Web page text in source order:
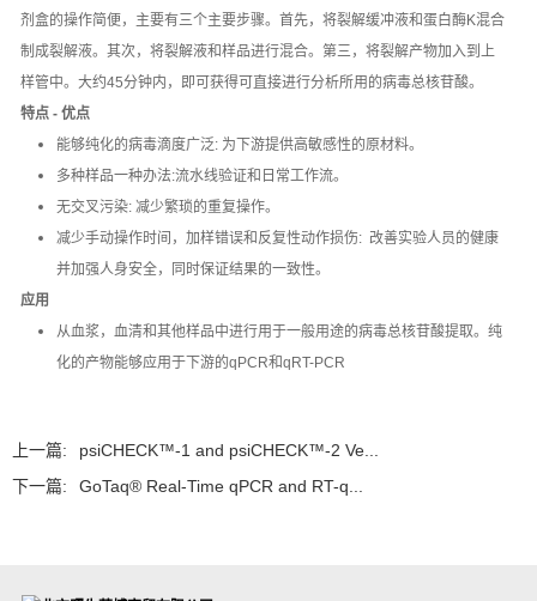
剂盒的操作简便，主要有三个主要步骤。首先，将裂解缓冲液和蛋白酶K混合
制成裂解液。其次，将裂解液和样品进行混合。第三，将裂解产物加入到上
样管中。大约45分钟内，即可获得可直接进行分析所用的病毒总核苷酸。
特点 - 优点
能够纯化的病毒滴度广泛: 为下游提供高敏感性的原材料。
多种样品一种办法:流水线验证和日常工作流。
无交叉污染: 减少繁琐的重复操作。
减少手动操作时间，加样错误和反复性动作损伤: 改善实验人员的健康
并加强人身安全，同时保证结果的一致性。
应用
从血浆，血清和其他样品中进行用于一般用途的病毒总核苷酸提取。纯
化的产物能够应用于下游的qPCR和qRT-PCR
上一篇:
psiCHECK™-1 and psiCHECK™-2 Ve...
下一篇:
GoTaq® Real-Time qPCR and RT-q...